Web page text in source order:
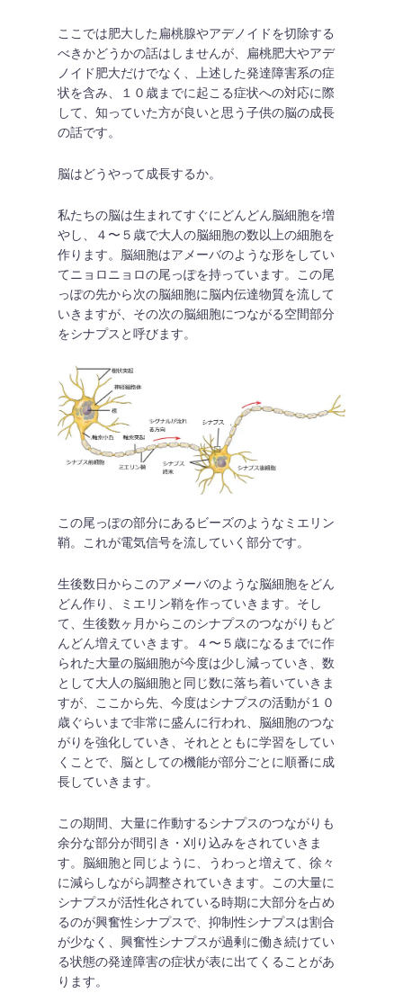
ここでは肥大した扁桃腺やアデノイドを切除する
べきかどうかの話はしませんが、扁桃肥大やアデ
ノイド肥大だけでなく、上述した発達障害系の症
状を含み、１０歳までに起こる症状への対応に際
して、知っていた方が良いと思う子供の脳の成長
の話です。
脳はどうやって成長するか。
私たちの脳は生まれてすぐにどんどん脳細胞を増
やし、４〜５歳で大人の脳細胞の数以上の細胞を
作ります。脳細胞はアメーバのような形をしてい
てニョロニョロの尾っぽを持っています。この尾
っぽの先から次の脳細胞に脳内伝達物質を流して
いきますが、その次の脳細胞につながる空間部分
をシナプスと呼びます。
この尾っぽの部分にあるビーズのようなミエリン
鞘。これが電気信号を流していく部分です。
生後数日からこのアメーバのような脳細胞をどん
どん作り、ミエリン鞘を作っていきます。そし
て、生後数ヶ月からこのシナプスのつながりもど
んどん増えていきます。４〜５歳になるまでに作
られた大量の脳細胞が今度は少し減っていき、数
として大人の脳細胞と同じ数に落ち着いていきま
すが、ここから先、今度はシナプスの活動が１０
歳ぐらいまで非常に盛んに行われ、脳細胞のつな
がりを強化していき、それとともに学習をしてい
くことで、脳としての機能が部分ごとに順番に成
長していきます。
この期間、大量に作動するシナプスのつながりも
余分な部分が間引き・刈り込みをされていきま
す。脳細胞と同じように、うわっと増えて、徐々
に減らしながら調整されていきます。この大量に
シナプスが活性化されている時期に大部分を占め
るのが興奮性シナプスで、抑制性シナプスは割合
が少なく、興奮性シナプスが過剰に働き続けてい
る状態の発達障害の症状が表に出てくることがあ
ります。